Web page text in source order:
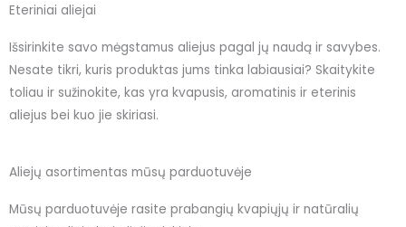
Eteriniai aliejai
Išsirinkite savo mėgstamus aliejus pagal jų naudą ir savybes.
Nesate tikri, kuris produktas jums tinka labiausiai? Skaitykite
toliau ir sužinokite, kas yra kvapusis, aromatinis ir eterinis
aliejus bei kuo jie skiriasi.
Aliejų asortimentas mūsų parduotuvėje
Mūsų parduotuvėje rasite prabangių kvapiųjų ir natūralių